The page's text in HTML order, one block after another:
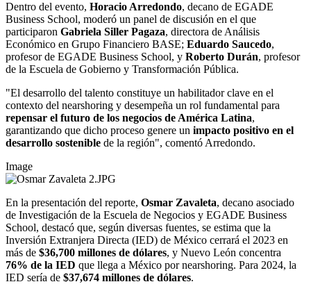
Dentro del evento, Horacio Arredondo, decano de EGADE
Business School, moderó un panel de discusión en el que
participaron Gabriela Siller Pagaza, directora de Análisis
Económico en Grupo Financiero BASE; Eduardo Saucedo,
profesor de EGADE Business School, y Roberto Durán, profesor
de la Escuela de Gobierno y Transformación Pública.
"El desarrollo del talento constituye un habilitador clave en el
contexto del nearshoring y desempeña un rol fundamental para
repensar el futuro de los negocios de América Latina,
garantizando que dicho proceso genere un impacto positivo en el
desarrollo sostenible de la región", comentó Arredondo.
Image
En la presentación del reporte, Osmar Zavaleta, decano asociado
de Investigación de la Escuela de Negocios y EGADE Business
School, destacó que, según diversas fuentes, se estima que la
Inversión Extranjera Directa (IED) de México cerrará el 2023 en
más de $36,700 millones de dólares, y Nuevo León concentra
76% de la IED que llega a México por nearshoring. Para 2024, la
IED sería de $37,674 millones de dólares.